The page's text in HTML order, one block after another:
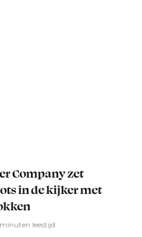
Company zet
in de kijker met
leestijd